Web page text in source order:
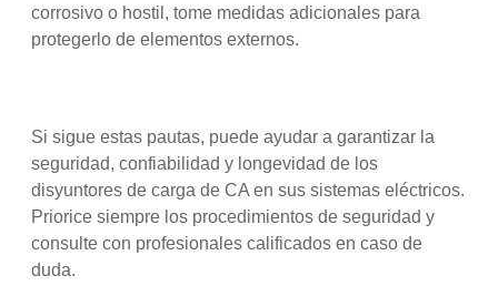
corrosivo o hostil, tome medidas adicionales para
protegerlo de elementos externos.
Si sigue estas pautas, puede ayudar a garantizar la
seguridad, confiabilidad y longevidad de los
disyuntores de carga de CA en sus sistemas eléctricos.
Priorice siempre los procedimientos de seguridad y
consulte con profesionales calificados en caso de
duda.